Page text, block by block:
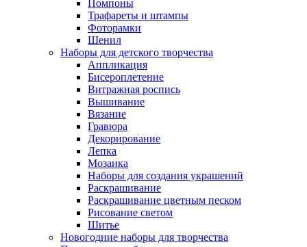
Помпоны
Трафареты и штампы
Фоторамки
Шенил
Наборы для детского творчества
Аппликация
Бисероплетение
Витражная роспись
Вышивание
Вязание
Гравюра
Декорирование
Лепка
Мозаика
Наборы для создания украшений
Раскрашивание
Раскрашивание цветным песком
Рисование светом
Шитье
Новогодние наборы для творчества